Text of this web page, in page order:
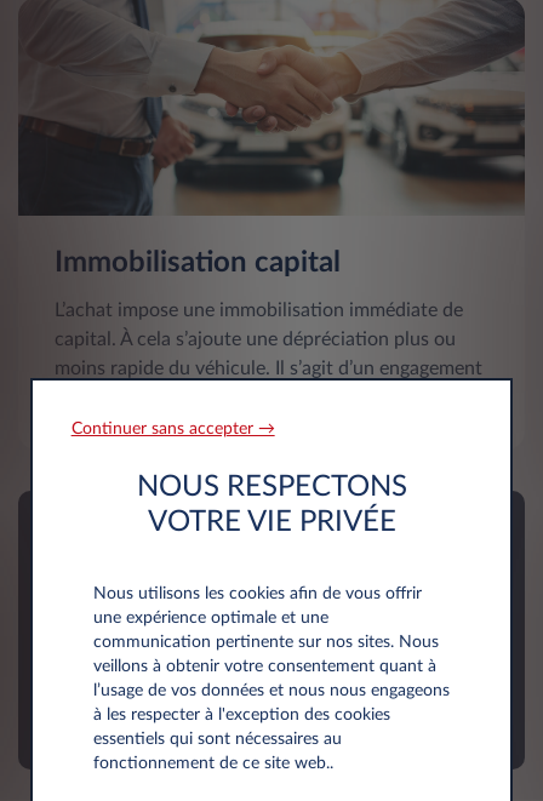
Immobilisation capital
L’achat impose une immobilisation immédiate de
capital. À cela s’ajoute une dépréciation plus ou
moins rapide du véhicule. Il s’agit d’un engagement
respecterez plus facilement votre
budget, sans sacrifier la qualité de
votre mobilité.
DÉCOUVREZ
Continuer sans accepter →
NOUS RESPECTONS
VOTRE VIE PRIVÉE
Nous utilisons les cookies afin de vous offrir
une expérience optimale et une
communication pertinente sur nos sites. Nous
veillons à obtenir votre consentement quant à
l’usage de vos données et nous nous engageons
à les respecter à l'exception des cookies
essentiels qui sont nécessaires au
fonctionnement de ce site web..